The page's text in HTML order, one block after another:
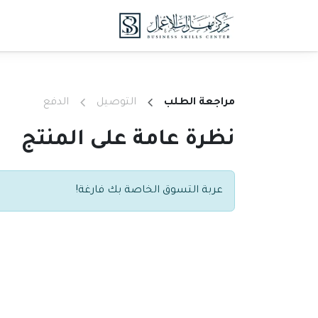
مراجعة الطلب التوصيل الدفع
نظرة عامة على المنتج
عربة التسوق الخاصة بك فارغة!